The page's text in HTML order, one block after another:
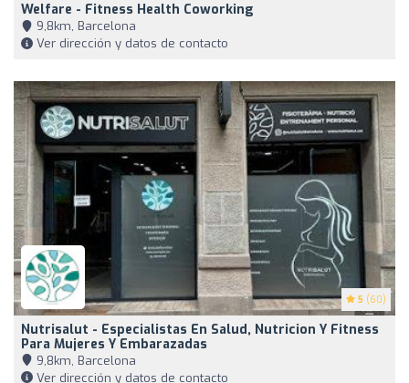
Welfare - Fitness Health Coworking
9,8km, Barcelona
Ver dirección y datos de contacto
5 (60)
Nutrisalut - Especialistas En Salud, Nutricion Y Fitness
Para Mujeres Y Embarazadas
9,8km, Barcelona
Ver dirección y datos de contacto